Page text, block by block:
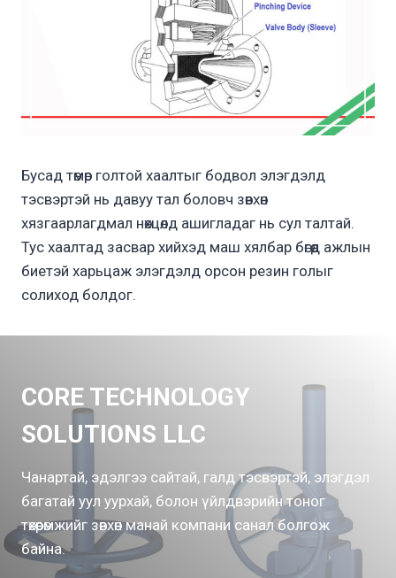
Бусад төмөр голтой хаалтыг бодвол элэгдэлд
тэсвэртэй нь давуу тал боловч зөвхөн
хязгаарлагдмал нөхцөлд ашигладаг нь сул талтай.
Тус хаалтад засвар хийхэд маш хялбар бөгөөд ажлын
биетэй харьцаж элэгдэлд орсон резин голыг
солиход болдог.
CORE TECHNOLOGY
SOLUTIONS LLC
Чанартай, эдэлгээ сайтай, галд тэсвэртэй, элэгдэл
багатай уул уурхай, болон үйлдвэрийн тоног
төхөөрөмжийг зөвхөн манай компани санал болгож
байна.